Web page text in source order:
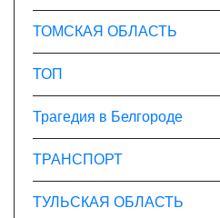
ТОМСКАЯ ОБЛАСТЬ
ТОП
Трагедия в Белгороде
ТРАНСПОРТ
ТУЛЬСКАЯ ОБЛАСТЬ